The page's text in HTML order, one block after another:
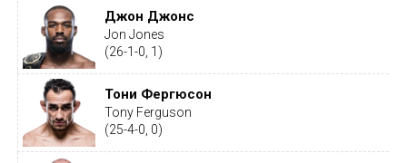
Джон Джонс
Jon Jones
(26-1-0, 1)
Тони Фергюсон
Tony Ferguson
(25-4-0, 0)